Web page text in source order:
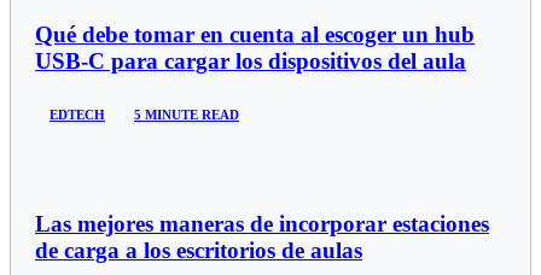
Qué debe tomar en cuenta al escoger un hub
USB-C para cargar los dispositivos del aula
EDTECH 5 MINUTE READ
Las mejores maneras de incorporar estaciones
de carga a los escritorios de aulas